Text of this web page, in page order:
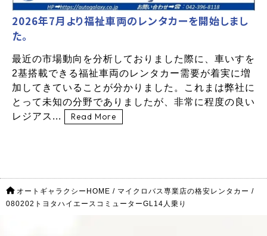
2026年7月より福祉車両のレンタカーを開始しまし
た。
最近の市場動向を分析しておりました際に、車いすを
2基搭載できる福祉車両のレンタカー需要が着実に増
加してきていることが分かりました。これまは弊社に
とって未知の分野でありましたが、非常に程度の良い
レジアス...
Read More
オートギャラクシーHOME / マイクロバス専業店の格安レンタカー /
080202トヨタハイエースコミューターGL14人乗り